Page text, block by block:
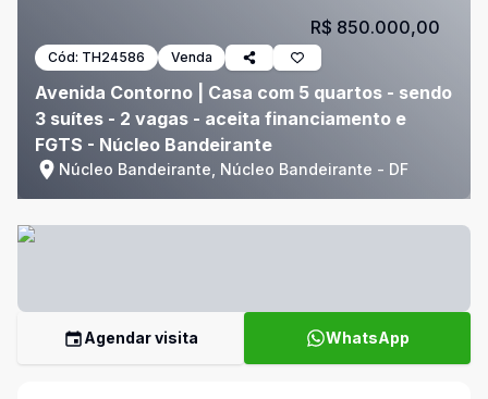
Cód: TH24586 Venda
Avenida Contorno | Casa com 5 quartos - sendo
3 suítes - 2 vagas - aceita financiamento e
FGTS - Núcleo Bandeirante
Núcleo Bandeirante, Núcleo Bandeirante - DF
R$ 850.000,00
Agendar visita WhatsApp